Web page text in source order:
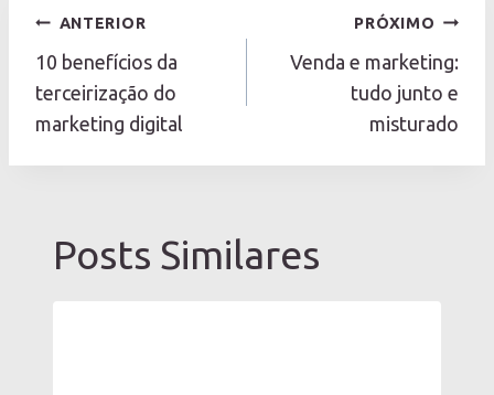
Navegação
de
Post
ANTERIOR
10 benefícios da
terceirização do
marketing digital
PRÓXIMO
Venda e marketing:
tudo junto e
misturado
Posts Similares